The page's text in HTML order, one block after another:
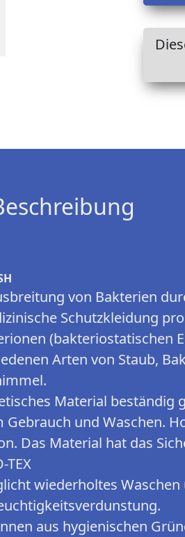
von Bakterien
Schutzkleidung
(bakteriostatischen
Arten von Staub,
Material beständig
und Waschen.
Das Material hat das
TEX
wiederholtes
aus hygienischen